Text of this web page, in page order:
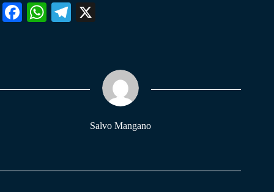
Fa W
pp
Te
m
Salvo Mangano